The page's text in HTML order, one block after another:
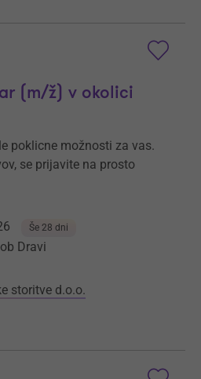
(m/ž) v okolici
poklicne možnosti za vas.
se prijavite na prosto
Še 28 dni
Dravi
storitve d.o.o.